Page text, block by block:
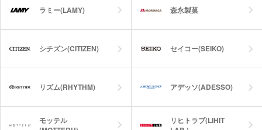
ラミー(LAMY) 森永製菓
シチズン(CITIZEN) セイコー(SEIKO)
リズム(RHYTHM) アデッソ(ADESSO)
モッテル
リヒトラブ(LIHIT